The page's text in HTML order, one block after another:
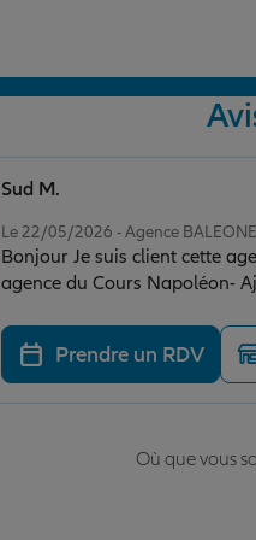
Le 22/05/2026 - Agence BALEONE
Bonjour Je suis client cette
agence du Cours Napoléon-
tendance à se perdre dans ce
professionnelle, et qui plus
compris je recommande
Sud M.
Prendre un RDV
Où que vous